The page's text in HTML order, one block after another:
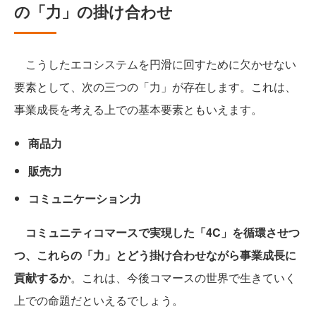
の「力」の掛け合わせ
こうしたエコシステムを円滑に回すために欠かせない
要素として、次の三つの「力」が存在します。これは、
事業成長を考える上での基本要素ともいえます。
商品力
販売力
コミュニケーション力
コミュニティコマースで実現した「4C」を循環させつ
つ、これらの「力」とどう掛け合わせながら事業成長に
貢献するか。これは、今後コマースの世界で生きていく
上での命題だといえるでしょう。